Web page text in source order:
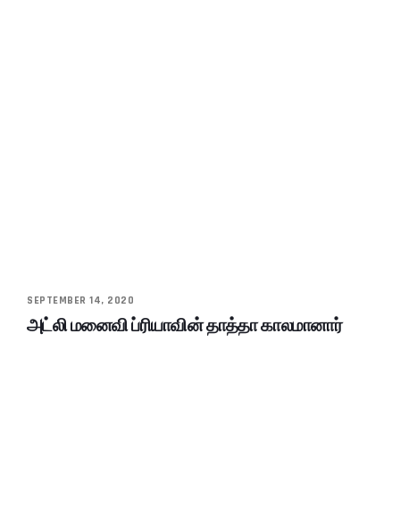
SEPTEMBER 14, 2020
அட்லி மனைவி ப்ரியாவின் தாத்தா காலமானார்